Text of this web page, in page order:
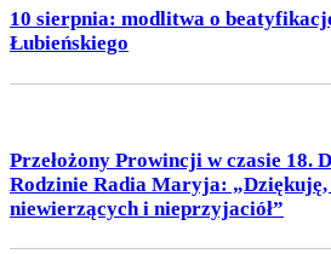
10 sierpnia: modlitwa o
Łubieńskiego
Przełożony Prowincji w czasie 18.
Rodzinie Radia Maryja: „Dziękuję,
niewierzących i nieprzyjaciół”